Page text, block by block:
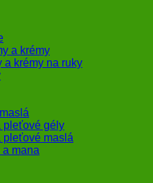
a krémy
a krémy na ruky
pleťové gély
pleťové maslá
a mana